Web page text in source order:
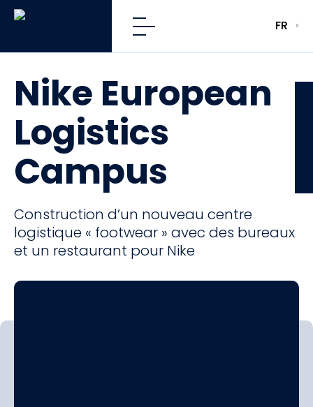
FR
Nike European
Logistics
Campus
Construction d’un nouveau centre
logistique « footwear » avec des bureaux
et un restaurant pour Nike